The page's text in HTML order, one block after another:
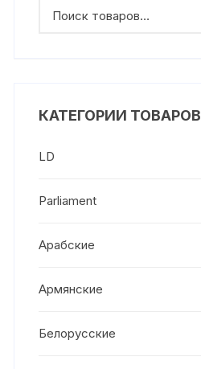
КАТЕГОРИИ ТОВАРОВ
LD
Parliament
Арабские
Армянские
Белорусские